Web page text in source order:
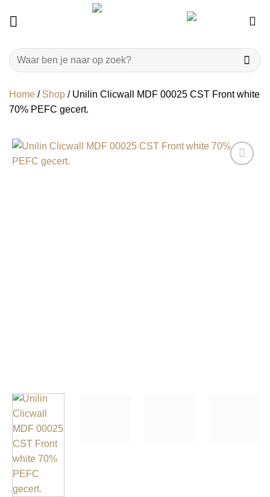
Zoeken
naar:
Home / Shop / Unilin Clicwall MDF 00025 CST Front white
70% PEFC gecert.